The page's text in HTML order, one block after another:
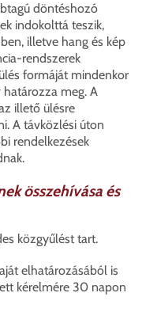
döntéshozó
indokolttá teszik,
illetve hang és kép
rendszerek
formáját mindenkor
határozza meg. A
illető ülésre
A távközlési úton
rendelkezések
összehívása és
közgyűlést tart.
elhatározásából is
kérelmére 30 napon